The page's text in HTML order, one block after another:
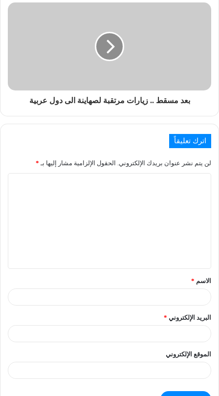
بعد مسقط .. زيارات مرتقبة لصهاينة الى دول عربية
اترك تعليقاً
لن يتم نشر عنوان بريدك الإلكتروني. الحقول الإلزامية مشار إليها بـ *
الاسم *
البريد الإلكتروني *
الموقع الإلكتروني